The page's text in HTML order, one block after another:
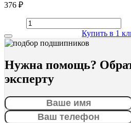
376 ₽
Купить в 1
Нужна помощь?
эксперту